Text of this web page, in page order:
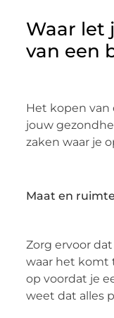
Waar let
van een
Het kopen van
jouw
zaken waar je
Maat en ruimte
Zorg ervoor
waar het komt
op voordat je
weet dat alles